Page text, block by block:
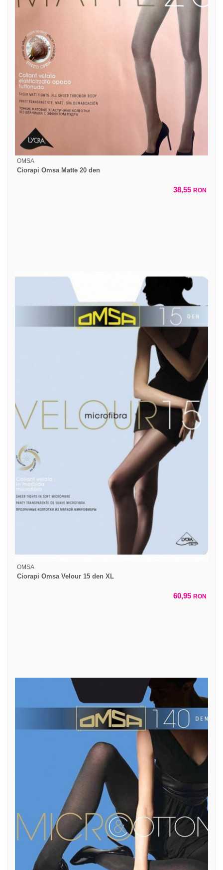
OMSA
Ciorapi Omsa Matte 20 den
38,55 RON
OMSA
Ciorapi Omsa Velour 15 den XL
60,95 RON